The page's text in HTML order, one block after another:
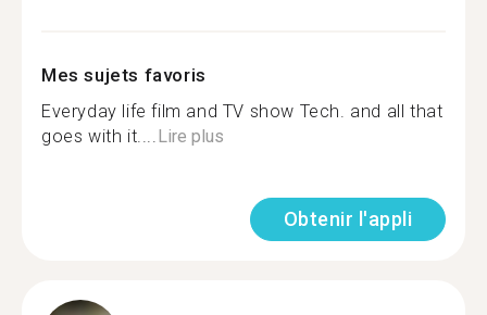
Mes sujets favoris
Everyday life film and TV show Tech. and all that
goes with it....Lire plus
Obtenir l'appli